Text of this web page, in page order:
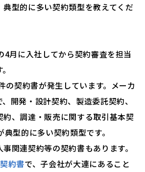
典型的に多い契約類型を教えてくだ
4月に入社してから契約審査を担当
の契約書が発生しています。メーカ
開発・設計契約、製造委託契約、
約、調達・販売に関する取引基本契
型的に多い契約類型です。
関連契約等の契約書もあります。
約書で、子会社が大連にあること